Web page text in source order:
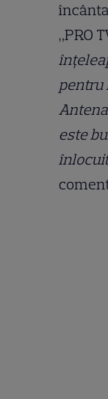
„PRO
pentru
Antena
este